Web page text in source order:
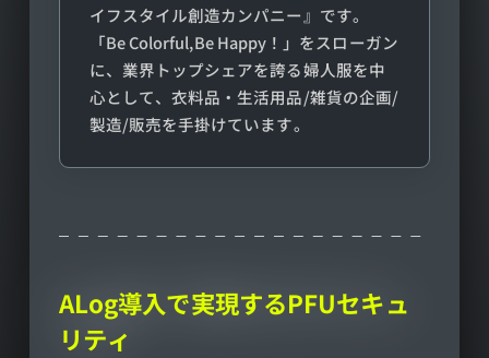
イフスタイル創造カンパニー』です。
「Be Colorful,Be Happy！」をスローガン
に、業界トップシェアを誇る婦人服を中
心として、衣料品・生活用品/雑貨の企画/
製造/販売を手掛けています。
ALog導入で実現するPFUセキュ
リティ